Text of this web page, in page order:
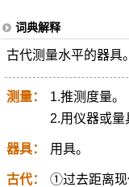
词典解释
古代测量水平的器具。
测量：
1.推测度量。
2.用仪器或量
器具： 用具。
古代：
①过去距离现